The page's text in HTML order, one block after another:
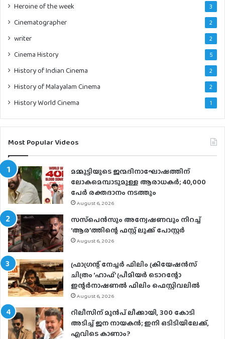
Heroine of the week 3
Cinematographer 2
writer 2
Cinema History 5
History of Indian Cinema 2
History of Malayalam Cinema 2
History World Cinema 1
Most Popular Videos
മമ്മൂട്ടിയുടെ ജന്മദിനാഘോഷത്തിന്
ലോകമെമ്പാടുമുള്ള ആരാധകര്‍; 40,000
പേര്‍ രക്തദാനം നടത്തും
August 6, 2026
സസ്‌പെന്‍സും അന്വേഷണവും നിറച്ച്
‘ആര’ത്തിന്റെ ഫസ്റ്റ് ലുക്ക് പോസ്റ്റര്‍
August 6, 2026
ഫ്രാഗ്രന്റ് നേച്ചര്‍ ഫിലിം ക്രിയേഷന്‍സ്
ചിത്രം ‘ഹാഫ്’ പ്രീമിയര്‍ ടൊറന്റോ
ഇന്റര്‍നാഷണല്‍ ഫിലിം ഫെസ്റ്റിവലില്‍
August 6, 2026
റിലീസിന് മുൻപ് ലീക്കായി, 300 കോടി
അടിച്ച് ജന നായകൻ; ഇനി ഒടിടിയിലേക്ക്,
എവിടെ കാണാം?